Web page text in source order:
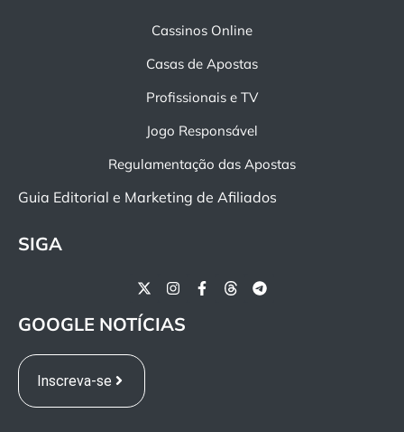
Cassinos Online
Casas de Apostas
Profissionais e TV
Jogo Responsável
Regulamentação das Apostas
Guia Editorial e Marketing de Afiliados
SIGA
GOOGLE NOTÍCIAS
Inscreva-se